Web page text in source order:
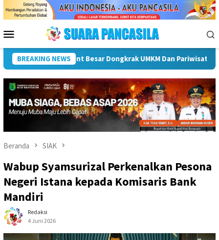
Menu
Mobile
BREAKING NEWS
Plt Bupati Hendri Dukung Percepatan Penyaluran DAK Fisik
Beranda SIAK
Wabup Syamsurizal Perkenalkan Pesona
Negeri Istana kepada Komisaris Bank
Mandiri
Redaksi
4 Juni 2026